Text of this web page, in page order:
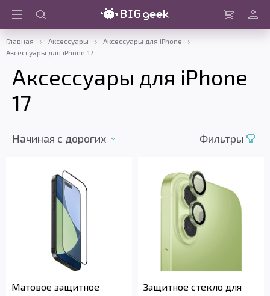
Войти
Главная Аксессуары
Аксессуары для iPhone
Аксессуары для iPhone 17
Аксессуары для iPhone
17
Начиная с дорогих Фильтры
Матовое защитное
Защитное стекло для